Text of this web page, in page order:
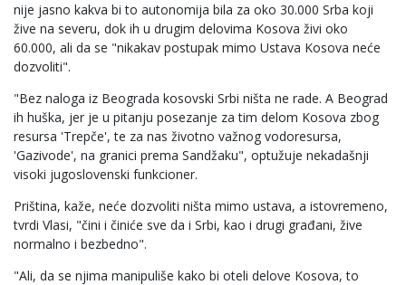
nije jasno kakva bi to autonomija bila za oko 30.000 Srba koji
žive na severu, dok ih u drugim delovima Kosova živi oko
60.000, ali da se "nikakav postupak mimo Ustava Kosova neće
dozvoliti".
"Bez naloga iz Beograda kosovski Srbi ništa ne rade. A Beograd
ih huška, jer je u pitanju posezanje za tim delom Kosova zbog
resursa 'Trepče', te za nas životno važnog vodoresursa,
'Gazivode', na granici prema Sandžaku", optužuje nekadašnji
visoki jugoslovenski funkcioner.
Priština, kaže, neće dozvoliti ništa mimo ustava, a istovremeno,
tvrdi Vlasi, "čini i činiće sve da i Srbi, kao i drugi građani, žive
normalno i bezbedno".
"Ali, da se njima manipuliše kako bi oteli delove Kosova, to